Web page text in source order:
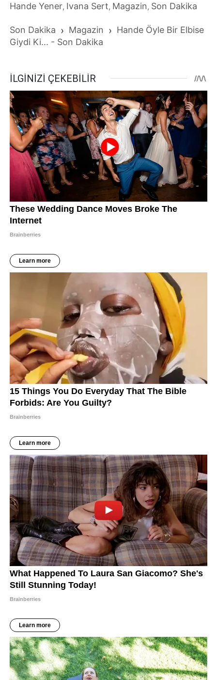
Hande Yener, Ivana Sert, Magazin, Son Dakika
Son Dakika › Magazin › Hande Öyle Bir Elbise
Giydi Ki... - Son Dakika